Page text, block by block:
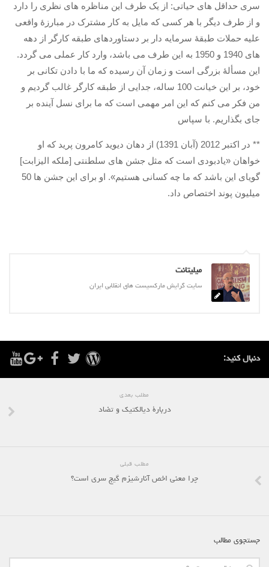
سری حداقل های حیاتی: از یک طرف این مناظره های نظری را دارد
و از طرف دیگر با هر کسی که مایل به کار مشترک در مبارزۀ واقعی
علیه حملات طبقۀ سرمایه دار بر دستاوردهای طبقه کارگر از دهه
های 1940 و 1950 به این طرف می باشد، وارد کار عملی می گردد.
این مسألۀ بزرگی است و زمان آن رسیده که ما با دادن تکانی بر
خود، بر این خیانت 100 ساله، جدایی از طبقه کارگر غالب گردیم و
من فکر می کنم که این امر مهمی است که ما برای نسل آینده بر
جای بگذاریم. با سپاس
** در اکتبر 2012 ( آبان 1391)
از دهان دیوید کامرون پرید که او
خواهان «یادبودی است که مثل جشن های سلطنتی [ملکه الیزابت]
گویای این باشد که ما چه کسانی هستیم». او برای این جشن ها 50
میلیون پوند اختصاص داد.
میلیتانت
سایت گرایش مارکسیست های انقلابی ایران
دنبال کنید:
مطلب بعدی
دربارۀ دیالکتیک و تضاد
مطلب قبلی
چرا معنی اخص آنارشیزم گیج سری است؟
جستجوی مطالب